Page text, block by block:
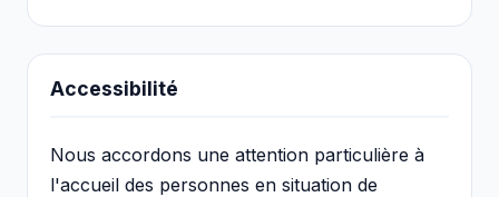
Accessibilité
Nous accordons une attention particulière à
l'accueil des personnes en situation de